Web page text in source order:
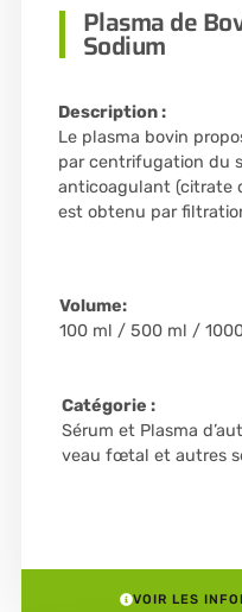
Plasma de
Sodium
Description :
Le plasma bovin
par centrifugation du
anticoagulant (citrate
est obtenu par
Volume:
100 ml / 500 ml /
Catégorie :
Sérum et Plasma
veau fœtal et autres
VOIR LES